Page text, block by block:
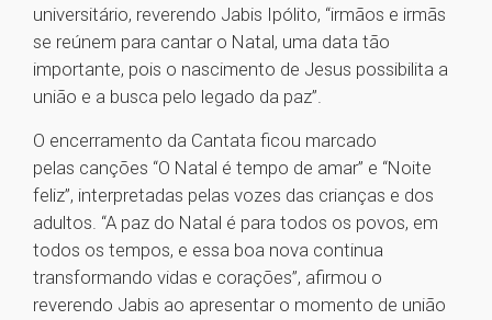
universitário, reverendo Jabis Ipólito, “irmãos e irmãs
se reúnem para cantar o Natal, uma data tão
importante, pois o nascimento de Jesus possibilita a
união e a busca pelo legado da paz”.
O encerramento da Cantata ficou marcado
pelas canções “O Natal é tempo de amar” e “Noite
feliz”, interpretadas pelas vozes das crianças e dos
adultos. “A paz do Natal é para todos os povos, em
todos os tempos, e essa boa nova continua
transformando vidas e corações”, afirmou o
reverendo Jabis ao apresentar o momento de união